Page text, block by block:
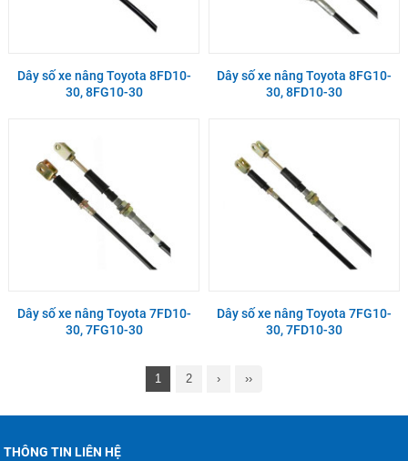
Dây số xe nâng Toyota 8FD10-
30, 8FG10-30
Dây số xe nâng Toyota 8FG10-
30, 8FD10-30
Dây số xe nâng Toyota 7FD10-
30, 7FG10-30
Dây số xe nâng Toyota 7FG10-
30, 7FD10-30
1 2 › ››
THÔNG TIN LIÊN HỆ